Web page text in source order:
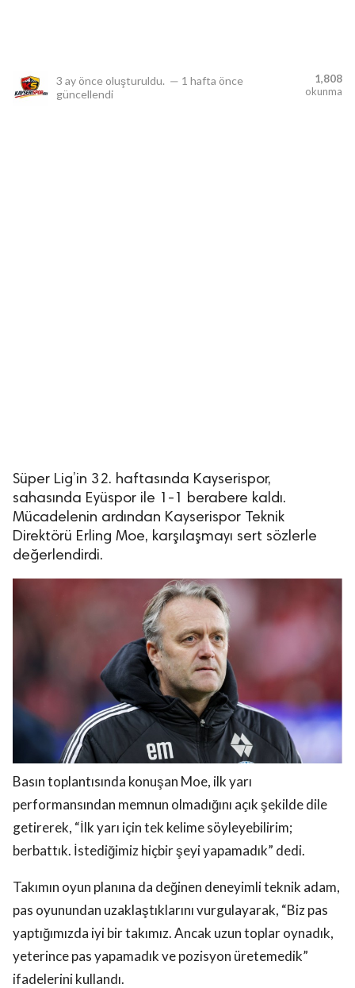
3 ay önce oluşturuldu. — 1 hafta önce
güncellendi
1,808
okunma
Süper Lig’in 32. haftasında Kayserispor,
sahasında Eyüspor ile 1-1 berabere kaldı.
Mücadelenin ardından Kayserispor Teknik
Direktörü Erling Moe, karşılaşmayı sert sözlerle
değerlendirdi.
Basın toplantısında konuşan Moe, ilk yarı
performansından memnun olmadığını açık şekilde dile
getirerek, “İlk yarı için tek kelime söyleyebilirim;
berbattık. İstediğimiz hiçbir şeyi yapamadık” dedi.
Takımın oyun planına da değinen deneyimli teknik adam,
pas oyunundan uzaklaştıklarını vurgulayarak, “Biz pas
yaptığımızda iyi bir takımız. Ancak uzun toplar oynadık,
yeterince pas yapamadık ve pozisyon üretemedik”
ifadelerini kullandı.